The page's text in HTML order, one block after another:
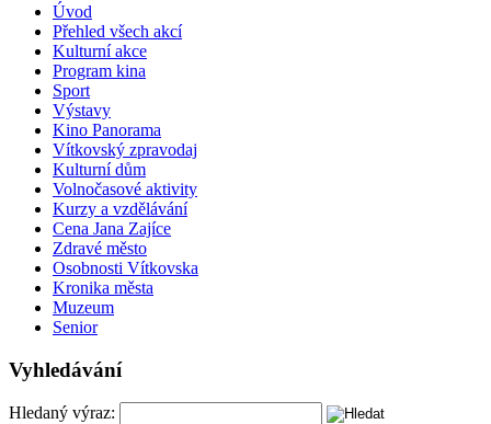
Úvod
Přehled všech akcí
Kulturní akce
Program kina
Sport
Výstavy
Kino Panorama
Vítkovský zpravodaj
Kulturní dům
Volnočasové aktivity
Kurzy a vzdělávání
Cena Jana Zajíce
Zdravé město
Osobnosti Vítkovska
Kronika města
Muzeum
Senior
Vyhledávání
Hledaný výraz: